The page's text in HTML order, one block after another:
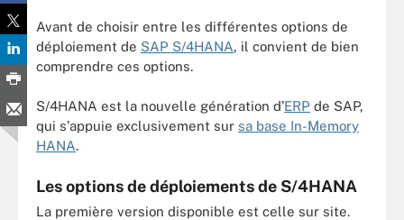
Avant de choisir entre les différentes options de
déploiement de SAP S/4HANA, il convient de bien
comprendre ces options.
S/4HANA est la nouvelle génération d’ERP de SAP,
qui s'appuie exclusivement sur sa base In-Memory
HANA.
Les options de déploiements de S/4HANA
La première version disponible est celle sur site.